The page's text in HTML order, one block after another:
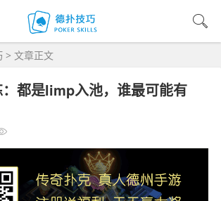
> 文章正文
都是limp入池，谁最可能有